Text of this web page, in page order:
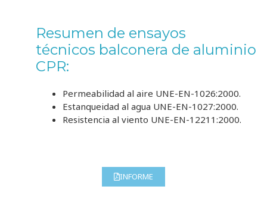
Resumen de ensayos
técnicos balconera de aluminio
CPR:
Permeabilidad al aire UNE-EN-1026:2000.
Estanqueidad al agua UNE-EN-1027:2000.
Resistencia al viento UNE-EN-12211:2000.
INFORME